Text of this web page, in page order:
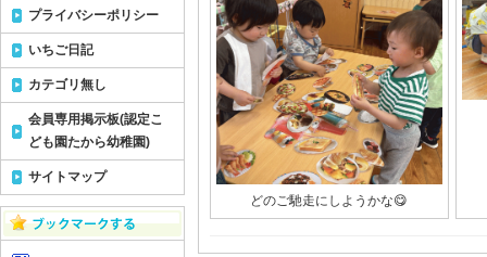
どのご馳走にしようかな😋
プライバシーポリシー
いちご日記
カテゴリ無し
会員専用掲示板(認定こ
ども園たから幼稚園)
サイトマップ